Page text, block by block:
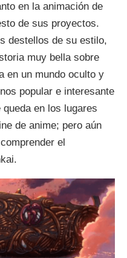
en la animación de
de sus proyectos.
destellos de su estilo,
muy bella sobre
en un mundo oculto y
popular e interesante
en los lugares
de anime; pero aún
el